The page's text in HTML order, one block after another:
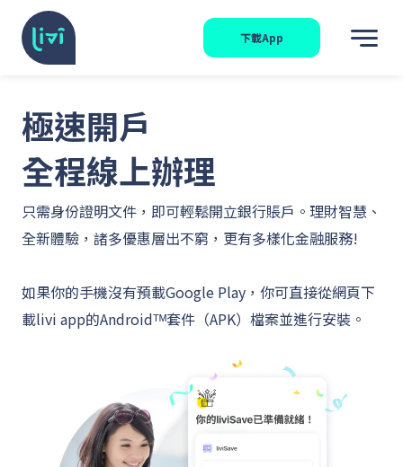
下載App
極速開戶
全程線上辦理
只需身份證明文件，即可輕鬆開立銀行賬戶。理財智慧、
全新體驗，諸多優惠層出不窮，更有多樣化金融服務!
如果你的手機沒有預載Google Play，你可直接從網頁下
載livi app的Androidᵀᴹ套件（APK）檔案並進行安裝。